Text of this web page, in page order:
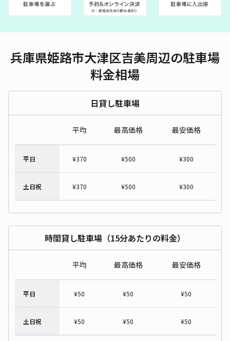
兵庫県姫路市大津区吉美周辺の駐車場
料金相場
日貸し駐車場
平均 最高価格 最安価格
平日 ¥370 ¥500 ¥300
土日祝 ¥370 ¥500 ¥300
時間貸し駐車場（15分あたりの料金）
平均 最高価格 最安価格
平日 ¥50 ¥50 ¥50
土日祝 ¥50 ¥50 ¥50